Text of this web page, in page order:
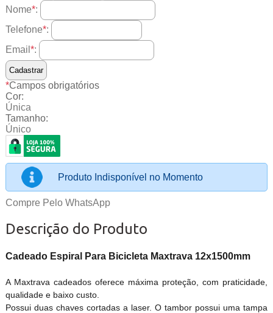
Nome*:
Telefone*:
Email *:
*Campos obrigatórios
Cor:
Única
Tamanho:
Único
Produto Indisponível no Momento
Compre Pelo WhatsApp
Descrição do Produto
Cadeado Espiral Para Bicicleta Maxtrava 12x1500mm
A Maxtrava cadeados oferece máxima proteção, com praticidade,
qualidade e baixo custo.
Possui duas chaves cortadas a laser. O tambor possui uma tampa